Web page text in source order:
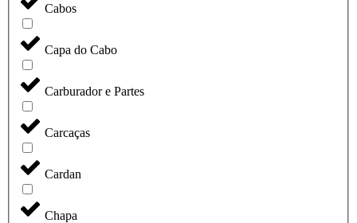
Cabos
Capa do Cabo
Carburador e Partes
Carcaças
Cardan
Chapa